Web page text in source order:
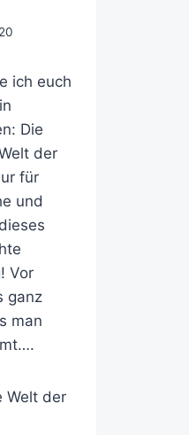
ich euch
Die
der
für
und
Vor
ganz
man
Welt der